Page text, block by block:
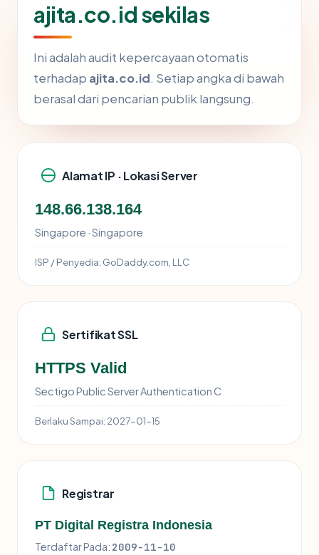
ajita.co.id sekilas
Ini adalah audit kepercayaan otomatis
terhadap ajita.co.id. Setiap angka di bawah
berasal dari pencarian publik langsung.
Alamat IP · Lokasi Server
148.66.138.164
Singapore · Singapore
ISP / Penyedia: GoDaddy.com, LLC
Sertifikat SSL
HTTPS Valid
Sectigo Public Server Authentication C
Berlaku Sampai: 2027-01-15
Registrar
PT Digital Registra Indonesia
Terdaftar Pada: 2009-11-10